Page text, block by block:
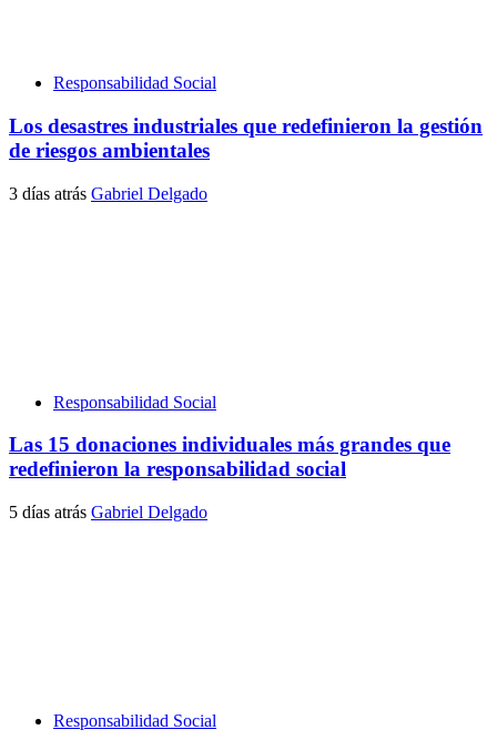
Responsabilidad Social
Los desastres industriales que redefinieron la gestión
de riesgos ambientales
3 días atrás Gabriel Delgado
Responsabilidad Social
Las 15 donaciones individuales más grandes que
redefinieron la responsabilidad social
5 días atrás Gabriel Delgado
Responsabilidad Social